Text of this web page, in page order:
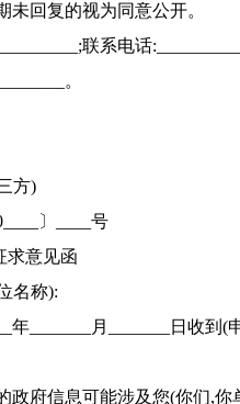
未回复的视为同意公开。
联系电话
。
方)
〕____号
求意见函
名称):
年_______月_______日收到
政府信息可能涉及您(你们,